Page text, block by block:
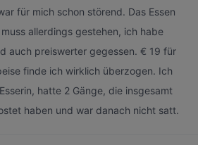
für mich schon störend. Das Essen
allerdings gestehen, ich habe
auch preiswerter gegessen. € 19 für
finde ich wirklich überzogen. Ich
hatte 2 Gänge, die insgesamt
haben und war danach nicht satt.